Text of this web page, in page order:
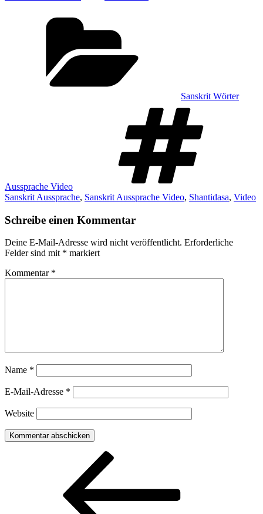
Sanskrit Wörter
Aussprache Video
Sanskrit Aussprache, Sanskrit Aussprache Video, Shantidasa, Video
Schreibe einen Kommentar
Deine E-Mail-Adresse wird nicht veröffentlicht. Erforderliche
Felder sind mit * markiert
Kommentar *
Name *
E-Mail-Adresse *
Website
Beitragsnavigation